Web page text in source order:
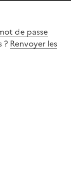
de passe
? Renvoyer les